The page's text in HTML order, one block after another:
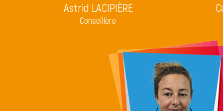
Astrid LACIPIÈRE
Conseillère